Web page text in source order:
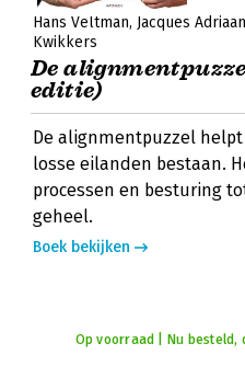
Hans Veltman Jacques
Kwikkers
De
editie)
De alignmentpuzzel
losse eilanden bestaan.
processen en besturing
geheel.
Boek bekijken
Op voorraad | Nu besteld,